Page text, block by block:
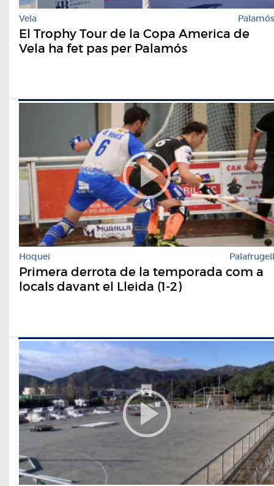
Vela Palamós
El Trophy Tour de la Copa America de
Vela ha fet pas per Palamós
Hoquei Palafrugell
Primera derrota de la temporada com a
locals davant el Lleida (1-2)